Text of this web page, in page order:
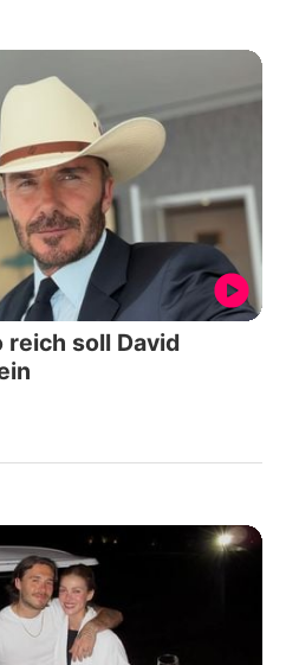
reich soll David